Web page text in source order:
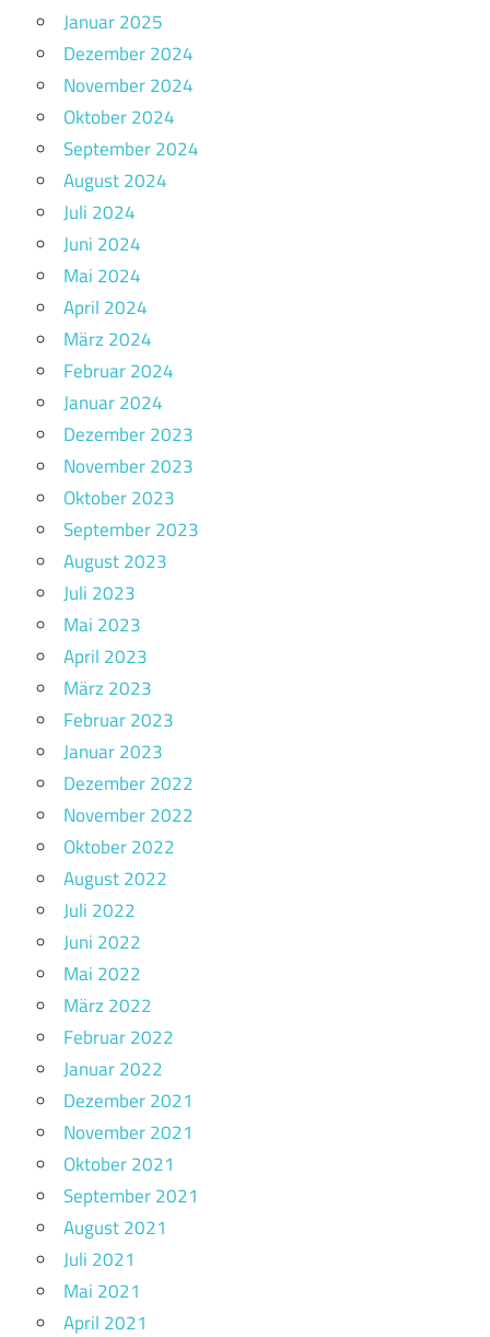
Januar 2025
Dezember 2024
November 2024
Oktober 2024
September 2024
August 2024
Juli 2024
Juni 2024
Mai 2024
April 2024
März 2024
Februar 2024
Januar 2024
Dezember 2023
November 2023
Oktober 2023
September 2023
August 2023
Juli 2023
Mai 2023
April 2023
März 2023
Februar 2023
Januar 2023
Dezember 2022
November 2022
Oktober 2022
August 2022
Juli 2022
Juni 2022
Mai 2022
März 2022
Februar 2022
Januar 2022
Dezember 2021
November 2021
Oktober 2021
September 2021
August 2021
Juli 2021
Mai 2021
April 2021